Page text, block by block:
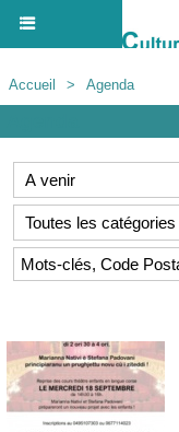
Accueil > Agenda